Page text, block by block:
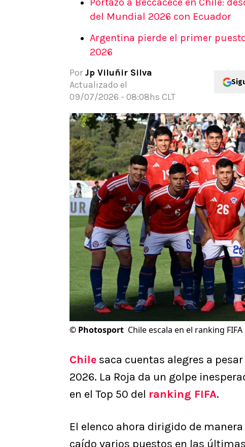
Pronósticos
Apuesta del día
Apuestas Mundial 2026
del Mundial 2026 con Ecuador
Argentina pierde el primer
2026
Por Jp Viluñir Silva
Actualizado el
09/07/2026 - 08:08hs CLT
© Photosport Chile escala en el ranking
Chile saca cuentas alegres a
2026. La Roja da un golpe
en el Top 50 del ranking FIFA.
El elenco ahora dirigido de
caído varios puestos en las